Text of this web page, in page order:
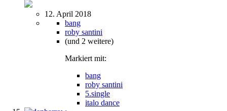
12. April 2018
bang
roby santini
(und 2 weitere)
Markiert mit:
bang
roby santini
5.single
italo dance